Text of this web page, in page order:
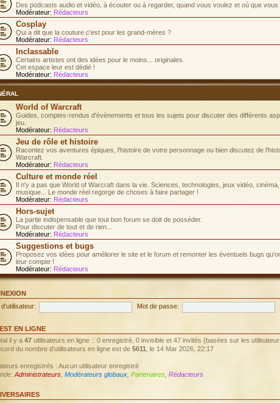
Des podcasts audio et vidéo, à écouter ou à regarder, quand vous voulez et où que vous
Modérateur: Rédacteurs
Cosplay
Qui a dit que la couture c'est pour les grand-mères ?
Modérateur: Rédacteurs
Inclassable
Certains artistes ont des idées pour le moins... originales.
Cet espace leur est dédié !
Modérateur: Rédacteurs
World of Warcraft
Guides, comptes-rendus d'évènements et tous les sujets pour discuter des différents
jeu.
Modérateur: Rédacteurs
Jeu de rôle et histoire
Racontez vos aventures épiques, l'histoire de votre personnage ou bien discutez de
Warcraft.
Modérateur: Rédacteurs
Culture et monde réel
Il n'y a pas que World of Warcraft dans la vie. Sciences, technologies, jeux vidéo, cinéma,
musique... Le monde réel regorge de choses à faire partager !
Modérateur: Rédacteurs
Hors-sujet
La partie indispensable que tout bon forum se doit de posséder.
Pour discuter de tout et de rien...
Modérateur: Rédacteurs
Suggestions et bugs
Proposez vos idées pour améliorer le site et le forum et remonter les éventuels bugs
leur compte !
Modérateur: Rédacteurs
Mot de passe:
EN LIGNE
il y a 47 utilisateurs en ligne :: 0 enregistré, 0 invisible et 47 invités (basées sur les
du nombre d’utilisateurs en ligne est de 5611 , le 14 Mar 2026, 22:17
enregistrés : Aucun utilisateur enregistré
Administrateurs Modérateurs globaux Partenaires Rédacteurs